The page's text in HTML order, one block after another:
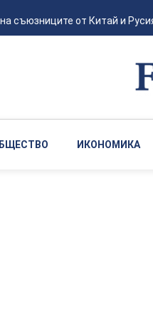
от Китай и Русия...
ИКОНОМИКА